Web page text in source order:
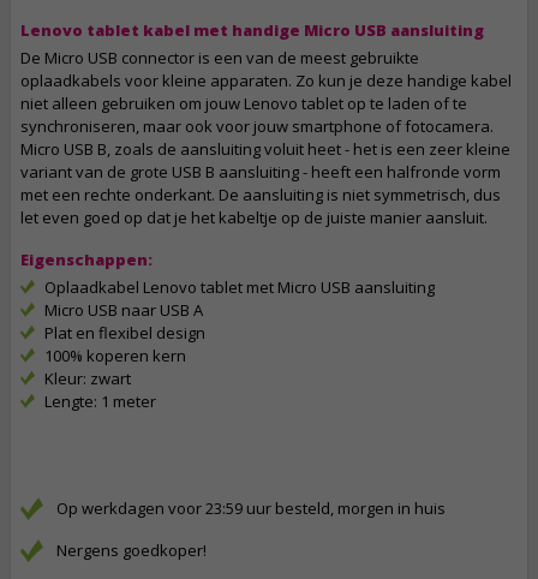
Lenovo tablet kabel met handige Micro USB aansluiting
De Micro USB connector is een van de meest gebruikte
oplaadkabels voor kleine apparaten. Zo kun je deze handige kabel
niet alleen gebruiken om jouw Lenovo tablet op te laden of te
synchroniseren, maar ook voor jouw smartphone of fotocamera.
Micro USB B, zoals de aansluiting voluit heet - het is een zeer kleine
variant van de grote USB B aansluiting - heeft een halfronde vorm
met een rechte onderkant. De aansluiting is niet symmetrisch, dus
let even goed op dat je het kabeltje op de juiste manier aansluit.
Eigenschappen:
Oplaadkabel Lenovo tablet met Micro USB aansluiting
Micro USB naar USB A
Plat en flexibel design
100% koperen kern
Kleur: zwart
Lengte: 1 meter
Op werkdagen voor 23:59 uur besteld, morgen in huis
Nergens goedkoper!